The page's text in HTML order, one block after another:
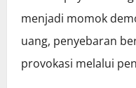
menjadi momok
uang, penyebaran
provokasi melalui